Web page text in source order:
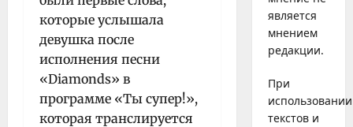
которые услышала
девушка после
исполнения песни
«Diamonds» в
программе «Ты супер!»,
которая транслируется
является
мнением
редакции.
При
использовании
текстов и